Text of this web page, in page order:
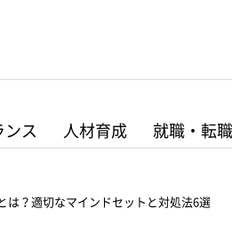
ス 人材育成 就職・転職
は？適切なマインドセットと対処法6選